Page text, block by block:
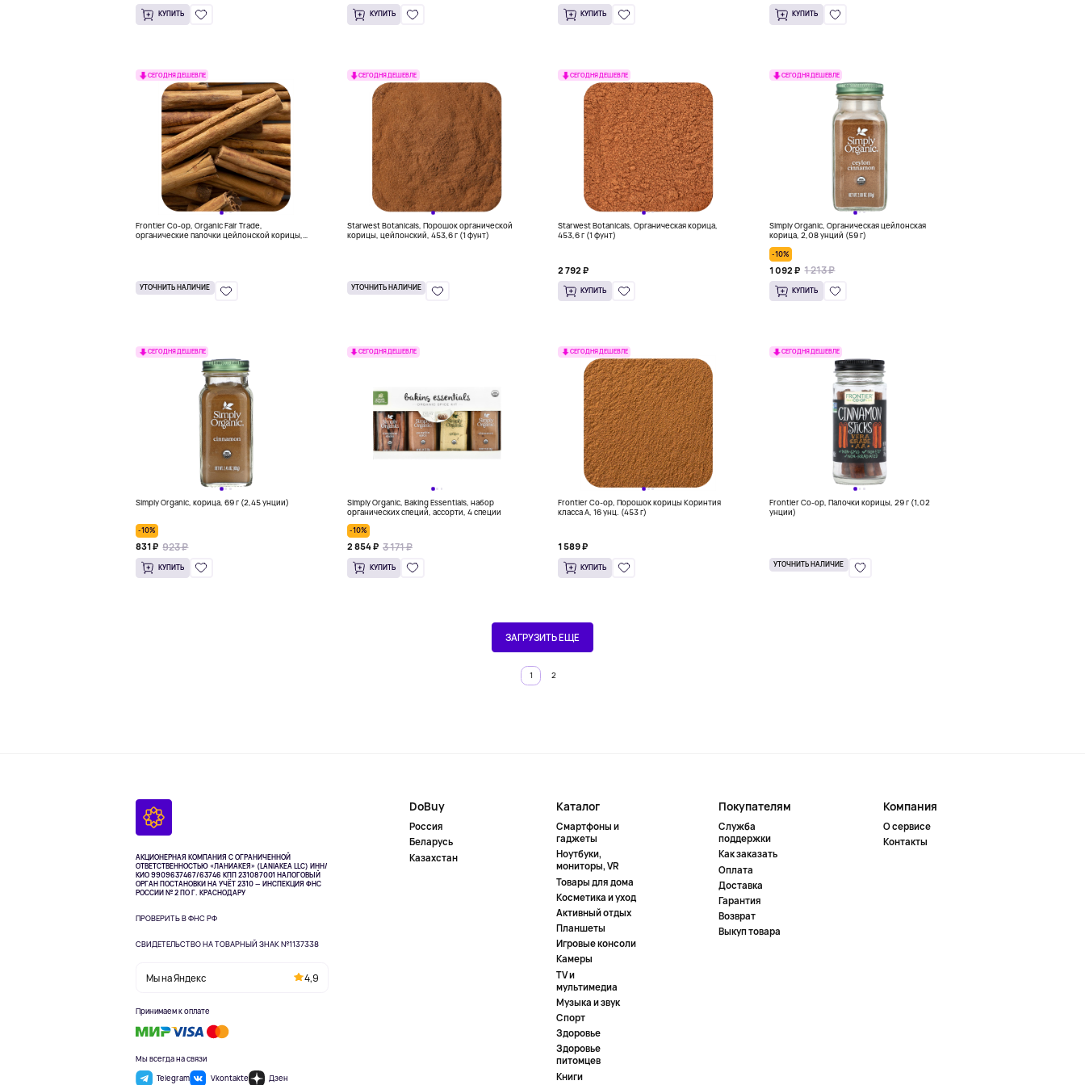
КУПИТЬ КУПИТЬ КУПИТЬ КУПИТЬ
СЕГОДНЯ ДЕШЕВЛЕ
Frontier Co-op, Organic Fair Trade,
органические палочки цейлонской корицы,
УТОЧНИТЬ НАЛИЧИЕ
СЕГОДНЯ ДЕШЕВЛЕ
Starwest Botanicals, Порошок органической
корицы, цейлонский, 453,6 г (1 фунт)
УТОЧНИТЬ НАЛИЧИЕ
СЕГОДНЯ ДЕШЕВЛЕ
Starwest Botanicals, Органическая корица,
453,6 г (1 фунт)
2 792 ₽
КУПИТЬ
СЕГОДНЯ ДЕШЕВЛЕ
Simply Organic, Органическая цейлонская
корица, 2,08 унций (59 г)
-10%
1 092 ₽ 1 213 ₽
КУПИТЬ
СЕГОДНЯ ДЕШЕВЛЕ
Simply Organic, корица, 69 г (2,45 унции)
-10%
831 ₽ 923 ₽
КУПИТЬ
СЕГОДНЯ ДЕШЕВЛЕ
Simply Organic, Baking Essentials, набор
органических специй, ассорти, 4 специи
-10%
2 854 ₽ 3 171 ₽
КУПИТЬ
СЕГОДНЯ ДЕШЕВЛЕ
Frontier Co-op, Порошок корицы Коринтия
класса А, 16 унц. (453 г)
1 589 ₽
КУПИТЬ
СЕГОДНЯ ДЕШЕВЛЕ
Frontier Co-op, Палочки корицы, 29 г (1,02
унции)
УТОЧНИТЬ НАЛИЧИЕ
ЗАГРУЗИТЬ ЕЩЕ
1 2
АКЦИОНЕРНАЯ КОМПАНИЯ С ОГРАНИЧЕННОЙ
ОТВЕТСТВЕННОСТЬЮ «ЛАНИАКЕЯ» (LANIAKEA LLC) ИНН/
КИО 9909637467/63746 КПП 231087001НАЛОГОВЫЙ
ОРГАН ПОСТАНОВКИ НА УЧЁТ 2310 — ИНСПЕКЦИЯ ФНС
РОССИИ № 2 ПО Г. КРАСНОДАРУ
ПРОВЕРИТЬ В ФНС РФ
СВИДЕТЕЛЬСТВО НА ТОВАРНЫЙ ЗНАК №1137338
Мы на Яндекс 4,9
Принимаем к оплате
Мы всегда на связи
Telegram
Vkontakte Дзен
DoBuy
Россия
Беларусь
Казахстан
Каталог
Смартфоны и
гаджеты
Ноутбуки,
мониторы, VR
Товары для дома
Косметика и уход
Активный отдых
Планшеты
Игровые консоли
Камеры
TV и
мультимедиа
Музыка и звук
Спорт
Здоровье
Здоровье
питомцев
Книги
Покупателям
Служба
поддержки
Как заказать
Оплата
Доставка
Гарантия
Возврат
Выкуп товара
Компания
О сервисе
Контакты